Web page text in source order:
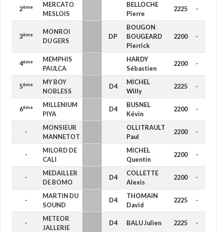
2ème
MERCATO
MESLOIS
BELLOCHE
Pierre
2225 -
3ème
MONROI
DU GERS
DP
BOUGON
BOUGEARD
Pierrick
2200 -
4ème
MEMPHIS
PAULCA
HARDY
Sébastien
2200 -
5ème
MY BOY
NOBLESS
D4
MICHEL
Willy
2225 -
6ème
MILLENIUM
PIYA
D4
BUSNEL
Kévin
2200 -
-
MONSIEUR
MANNETOT
OLLITRAULT
Paul
2200 -
-
MILORD DE
CALI
MICHEL
Quentin
2200 -
-
MEDAILLER
DE BOMO
D4
COLLETTE
Alexis
2200 -
-
MARTIN DU
SOUND
D4
THOMAIN
David
2225 -
-
METEOR
JALLERIE
D4 BALU Julien 2225 -